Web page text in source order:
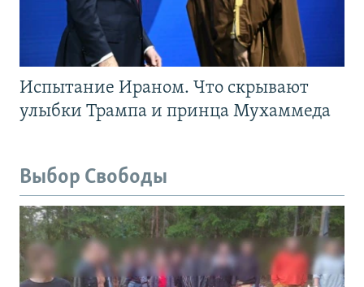
Испытание Ираном. Что скрывают
улыбки Трампа и принца Мухаммеда
Выбор Свободы